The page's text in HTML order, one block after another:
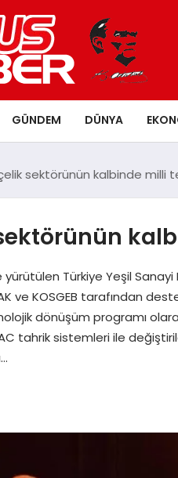
GÜNDEM DÜNYA
sektörünün kalbinde milli
Türkiye Yeşil Sanayi
ve KOSGEB tarafından
dönüşüm programı
tahrik sistemleri ile